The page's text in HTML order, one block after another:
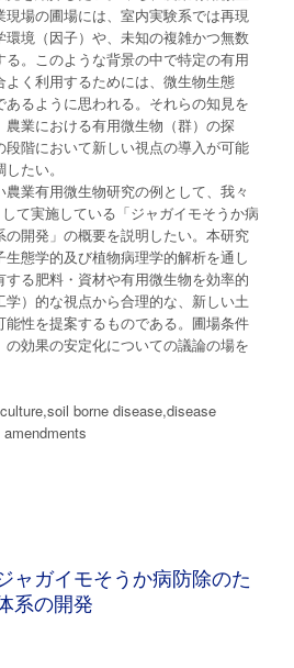
場の圃場には、室内実験系では再現
境（因子）や、未知の複雑かつ無数
。このような背景の中で特定の有用
く利用するためには、微生物生態
あるように思われる。それらの知見を
業における有用微生物（群）の探
階において新しい視点の導入が可能
たい。
業有用微生物研究の例として、我々
て実施している「ジャガイモそうか病
開発」の概要を説明したい。本研究
態学的及び植物病理学的解析を通し
る肥料・資材や有用微生物を効率的
）的な視点から合理的な、新しい土
性を提案するものである。圃場条件
効果の安定化についての議論の場を
borne disease,disease
ャガイモそうか病防除のた
系の開発